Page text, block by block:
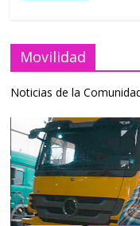
Movilidad
Noticias de la